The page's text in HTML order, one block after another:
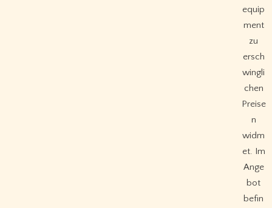
equip
ment
zu
ersch
wingli
chen
Preise
n
widm
et. Im
Ange
bot
befin